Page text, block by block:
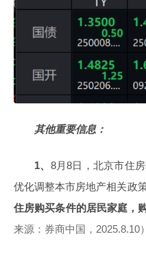
其他重要信息：
1、 8月8日，北京市住
优化调整本市房地产相关政
住房购买条件的居民家庭，
来源：券商中国，2025.8.10）